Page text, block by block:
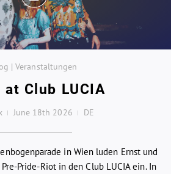
| Veranstaltungen
at Club LUCIA
June 18th 2026 DE
in Wien luden Ernst und
Pride-Riot in den Club LUCIA ein. In